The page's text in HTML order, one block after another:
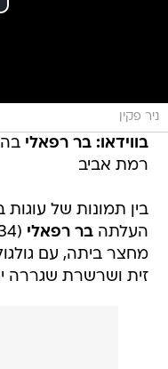
ניר פקין
בווידאו: בר רפאלי
רמת אביב
בין תמונות של עוגות
העלתהבר רפאלי
מחצר ביתה, עם
זית ושרשרת שגררה